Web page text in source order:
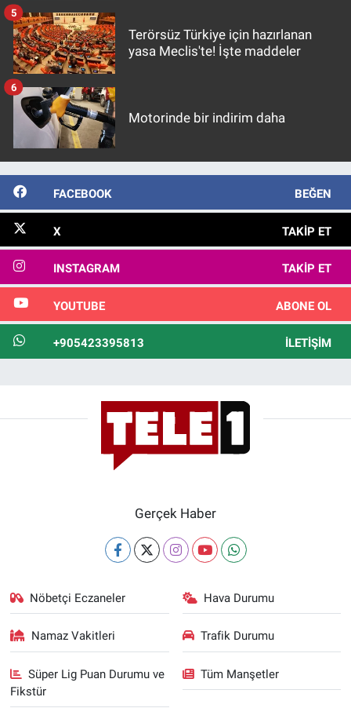
Terörsüz Türkiye için hazırlanan
yasa Meclis'te! İşte maddeler
5
Motorinde bir indirim daha
6
FACEBOOK BEĞEN
X TAKIP ET
INSTAGRAM TAKIP ET
YOUTUBE ABONE OL
+905423395813 İLETIŞIM
Gerçek Haber
Nöbetçi Eczaneler Hava Durumu
Namaz Vakitleri Trafik Durumu
Süper Lig Puan Durumu ve
Fikstür
Tüm Manşetler